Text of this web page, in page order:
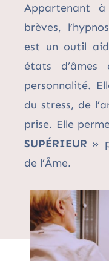
Appartenant
brèves,
est un outil
états
personnalité.
du stress, de
prise. Elle
SUPÉRIEUR »
de l’Âme.